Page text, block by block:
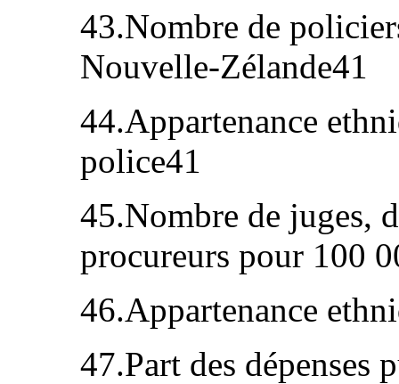
43.Nombre de
Nouvelle-Zélande41
44.Appartenance
police41
45.Nombre de juges,
procureurs pour 100
46.Appartenance
47.Part des dépenses